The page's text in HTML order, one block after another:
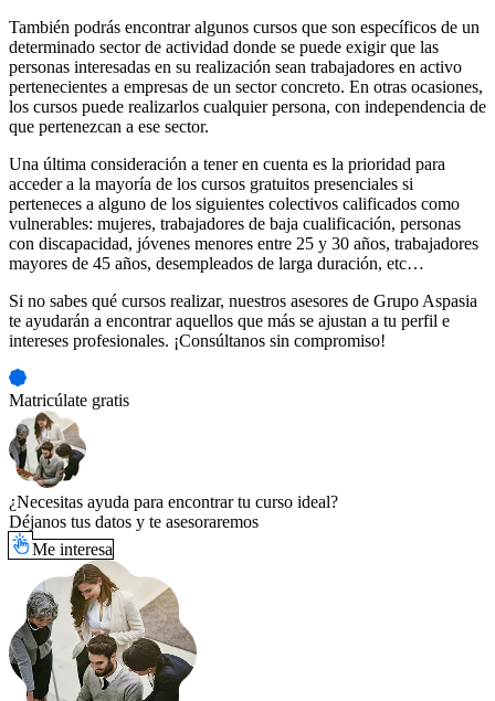
También podrás encontrar algunos cursos que son específicos de un
determinado sector de actividad donde se puede exigir que las
personas interesadas en su realización sean trabajadores en activo
pertenecientes a empresas de un sector concreto. En otras ocasiones,
los cursos puede realizarlos cualquier persona, con independencia de
que pertenezcan a ese sector.
Una última consideración a tener en cuenta es la prioridad para
acceder a la mayoría de los cursos gratuitos presenciales si
perteneces a alguno de los siguientes colectivos calificados como
vulnerables: mujeres, trabajadores de baja cualificación, personas
con discapacidad, jóvenes menores entre 25 y 30 años, trabajadores
mayores de 45 años, desempleados de larga duración, etc…
Si no sabes qué cursos realizar, nuestros asesores de Grupo Aspasia
te ayudarán a encontrar aquellos que más se ajustan a tu perfil e
intereses profesionales. ¡Consúltanos sin compromiso!
Matricúlate gratis
¿Necesitas ayuda para encontrar tu curso ideal?
Déjanos tus datos y te asesoraremos
Me interesa